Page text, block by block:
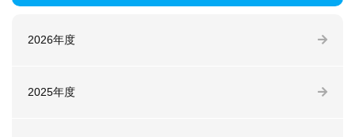
2026年度
2025年度